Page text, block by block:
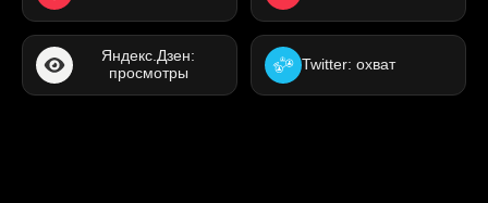
Яндекс.Дзен:
просмотры
Twitter: охват